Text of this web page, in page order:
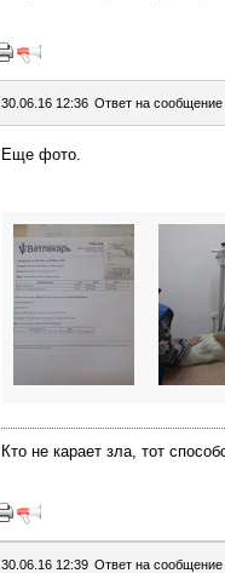
30.06.16 12:36 Ответ на сообщение
Еще фото.
Кто не карает зла, тот
30.06.16 12:39 Ответ на сообщение